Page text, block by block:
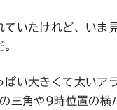
ていたけれど、いま
ぱい大きくて太いア
三角や9時位置の横